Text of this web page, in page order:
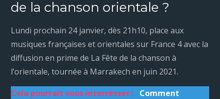
de la chanson orientale ?
Lundi prochain 24 janvier, dès 21h10, place aux
musiques françaises et orientales sur France 4 avec la
diffusion en prime de La Fête de la chanson à
l’orientale, tournée à Marrakech en juin 2021.
Cela pourrait vous interrésser : Comment